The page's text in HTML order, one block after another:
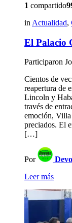
1 compartido
in Actualidad,
El Palacio
Participaron
Cientos de
reapertura de
Lincoln y
través de
emoción, Villa
preciados. El
[…]
Por
Leer más